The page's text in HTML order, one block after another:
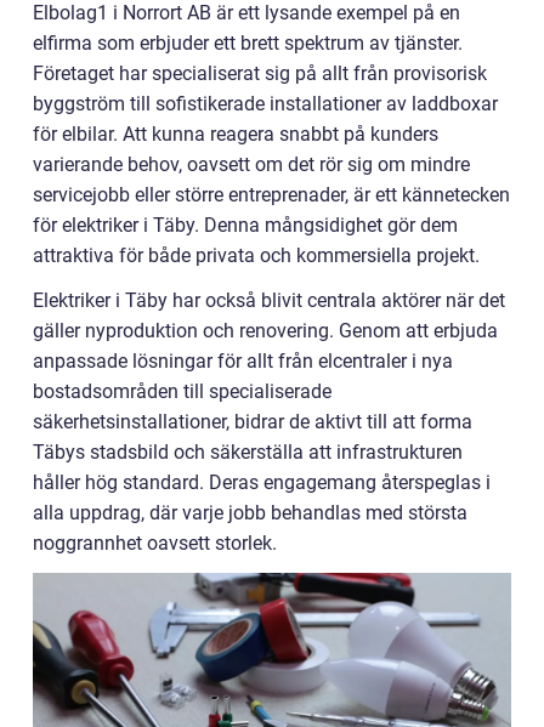
Elbolag1 i Norrort AB är ett lysande exempel på en
elfirma som erbjuder ett brett spektrum av tjänster.
Företaget har specialiserat sig på allt från provisorisk
byggström till sofistikerade installationer av laddboxar
för elbilar. Att kunna reagera snabbt på kunders
varierande behov, oavsett om det rör sig om mindre
servicejobb eller större entreprenader, är ett kännetecken
för elektriker i Täby. Denna mångsidighet gör dem
attraktiva för både privata och kommersiella projekt.
Elektriker i Täby har också blivit centrala aktörer när det
gäller nyproduktion och renovering. Genom att erbjuda
anpassade lösningar för allt från elcentraler i nya
bostadsområden till specialiserade
säkerhetsinstallationer, bidrar de aktivt till att forma
Täbys stadsbild och säkerställa att infrastrukturen
håller hög standard. Deras engagemang återspeglas i
alla uppdrag, där varje jobb behandlas med största
noggrannhet oavsett storlek.